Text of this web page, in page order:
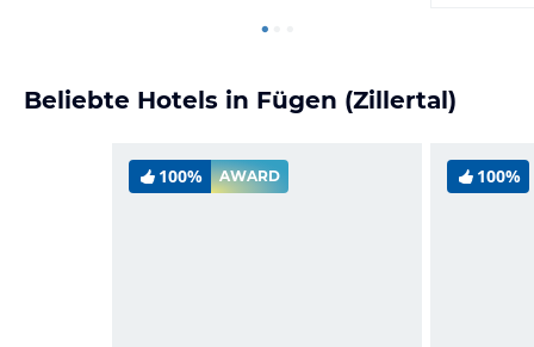
Beliebte Hotels in Fügen (Zillertal)
100% AWARD 100%